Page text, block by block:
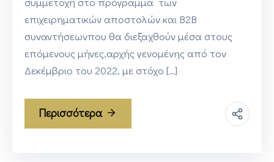
επιχειρηματικών αποστολών και Β2Β
συναντήσεωνπου θα διεξαχθούν μέσα στους
επόμενους μήνες,αρχής γενομένης από τον
Δεκέμβριο του 2022, με στόχο […]
Περισσότερα